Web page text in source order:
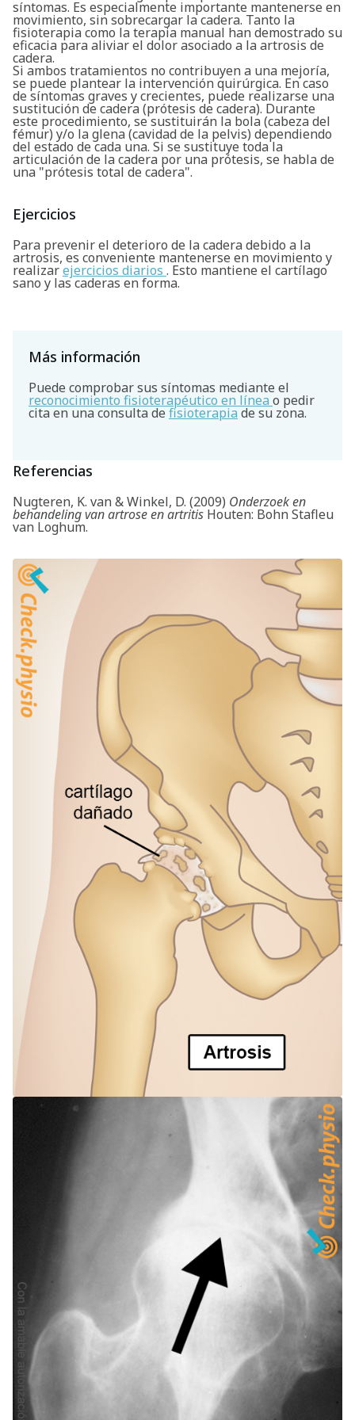
Buscar
síntomas. Es especialmente importante mantenerse en
movimiento, sin sobrecargar la cadera. Tanto la
fisioterapia como la terapia manual han demostrado su
eficacia para aliviar el dolor asociado a la artrosis de
cadera.
Si ambos tratamientos no contribuyen a una mejoría,
se puede plantear la intervención quirúrgica. En caso
de síntomas graves y crecientes, puede realizarse una
sustitución de cadera (prótesis de cadera). Durante
este procedimiento, se sustituirán la bola (cabeza del
fémur) y/o la glena (cavidad de la pelvis) dependiendo
del estado de cada una. Si se sustituye toda la
articulación de la cadera por una prótesis, se habla de
una "prótesis total de cadera".
Ejercicios
Para prevenir el deterioro de la cadera debido a la
artrosis, es conveniente mantenerse en movimiento y
realizarejercicios diarios . Esto mantiene el cartílago
sano y las caderas en forma.
Más información
Puede comprobar sus síntomas mediante el
reconocimiento fisioterapéutico en línea o pedir
cita en una consulta de fisioterapia de su zona.
Referencias
Nugteren, K. van & Winkel, D. (2009) Onderzoek en
behandeling van artrose en artritis Houten: Bohn Stafleu
van Loghum.